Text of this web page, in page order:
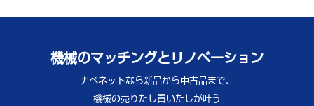
機械のマッチングとリノベーション
ナベネットなら新品から中古品まで、
機械の売りたし買いたしが叶う